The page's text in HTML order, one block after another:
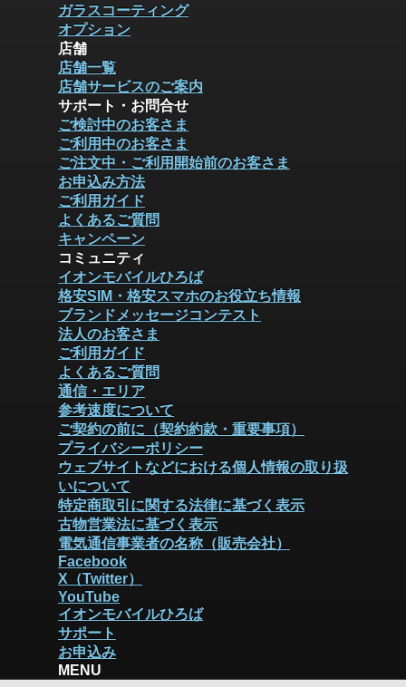
ガラスコーティング
オプション
店舗
店舗一覧
店舗サービスのご案内
サポート・お問合せ
ご検討中のお客さま
ご利用中のお客さま
ご注文中・ご利用開始前のお客さま
お申込み方法
ご利用ガイド
よくあるご質問
キャンペーン
コミュニティ
イオンモバイルひろば
格安SIM・格安スマホのお役立ち情報
ブランドメッセージコンテスト
法人のお客さま
ご利用ガイド
よくあるご質問
通信・エリア
参考速度について
ご契約の前に（契約約款・重要事項）
プライバシーポリシー
ウェブサイトなどにおける個人情報の取り扱
いについて
特定商取引に関する法律に基づく表示
古物営業法に基づく表示
電気通信事業者の名称（販売会社）
Facebook
X（Twitter）
YouTube
イオンモバイルひろば
サポート
お申込み
MENU